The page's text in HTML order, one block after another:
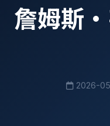
詹姆斯·
2026-